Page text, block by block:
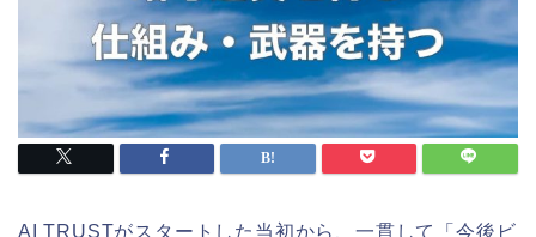
AI TRUSTがスタートした当初から、一貫して「今後ビ